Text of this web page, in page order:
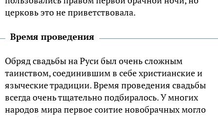
церковь это не приветствовала.
Время проведения
Обряд свадьбы на Руси был очень сложным
таинством, соединившим в себе христианские и
языческие традиции. Время проведения свадьбы
всегда очень тщательно подбиралось. У многих
народов мира первое соитие новобрачных могло